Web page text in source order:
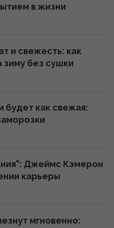
все: звезда
изначально
будут работать
сегодня,
в жизни
и свежесть: как
зиму без сушки
будет как свежая:
Джеймс Кэмерон
карьеры
мгновенно: